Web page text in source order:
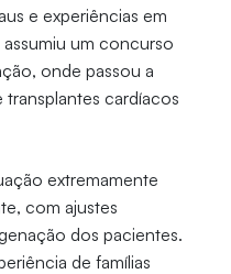
e experiências em
assumiu um concurso
onde passou a
cardíacos
extremamente
com ajustes
dos pacientes.
de famílias